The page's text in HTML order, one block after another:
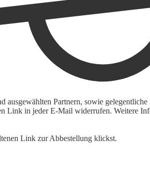
ausgewählten Partnern, sowie
in jeder E-Mail widerrufen. Weitere
Link zur Abbestellung klickst.